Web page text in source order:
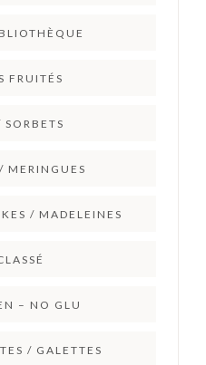
FRUITÉS
SORBETS
MERINGUES
/ MADELEINES
– NO GLU
/ GALETTES